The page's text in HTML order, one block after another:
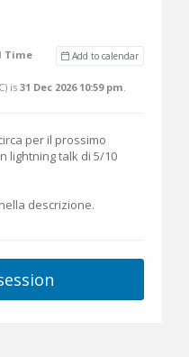
Add to calendar
Time
) is 31 Dec 2026 10:59 pm.
per il prossimo
lightning talk di 5/10
descrizione.